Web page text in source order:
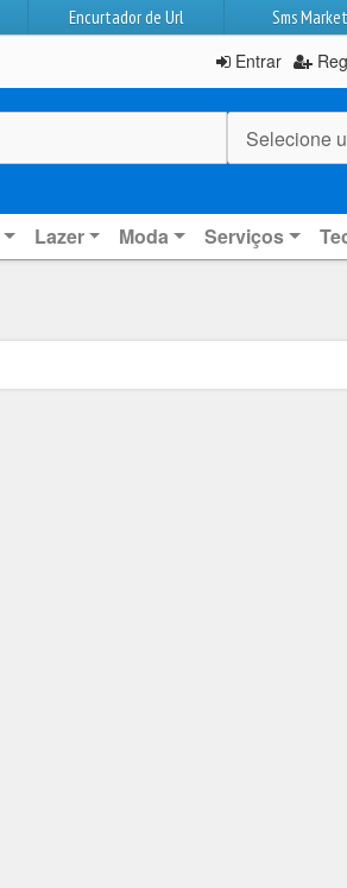
Encurtador de Url Sms
Entrar
Selecione
Lazer Moda Serviços